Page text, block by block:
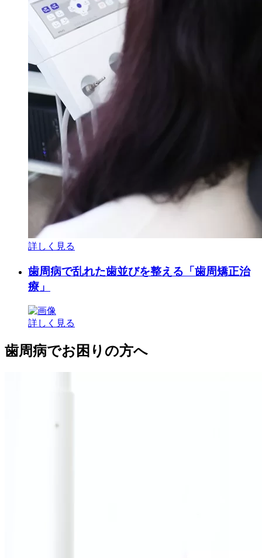
詳しく見る
歯周病で乱れた歯並びを整える「歯周矯正治
療」
詳しく見る
歯周病でお困りの方へ